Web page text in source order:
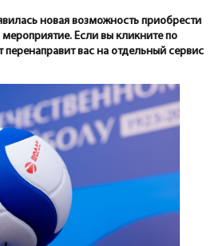
новая возможность приобрести
Если вы кликните по
перенаправит вас на отдельный сервис